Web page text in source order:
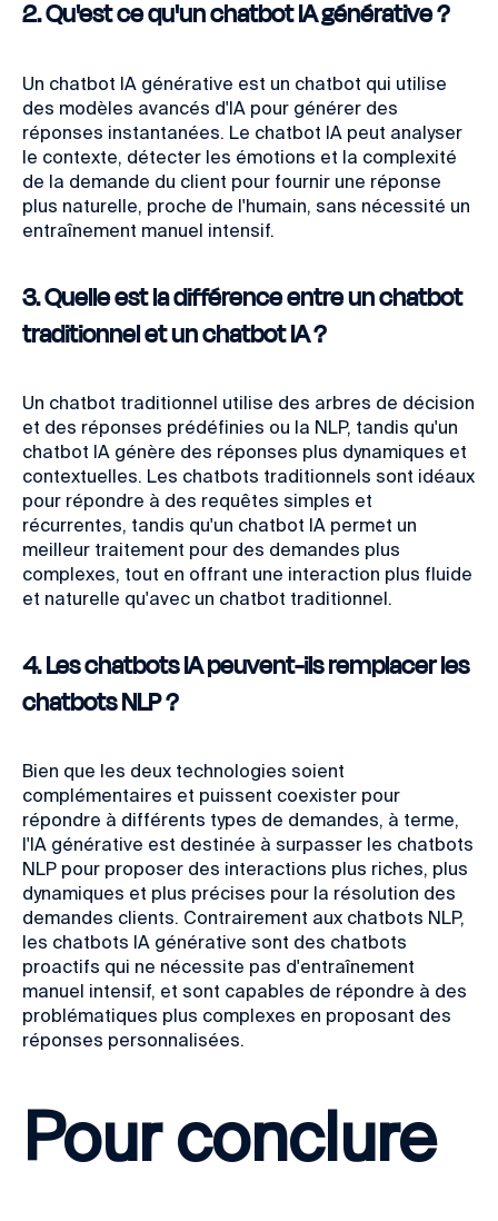
2. Qu'est ce qu'un chatbot IA générative ?
Un chatbot IA générative est un chatbot qui utilise
des modèles avancés d'IA pour générer des
réponses instantanées. Le chatbot IA peut analyser
le contexte, détecter les émotions et la complexité
de la demande du client pour fournir une réponse
plus naturelle, proche de l'humain, sans nécessité un
entraînement manuel intensif.
3. Quelle est la différence entre un chatbot
traditionnel et un chatbot IA ?
Un chatbot traditionnel utilise des arbres de décision
et des réponses prédéfinies ou la NLP, tandis qu'un
chatbot IA génère des réponses plus dynamiques et
contextuelles. Les chatbots traditionnels sont idéaux
pour répondre à des requêtes simples et
récurrentes, tandis qu'un chatbot IA permet un
meilleur traitement pour des demandes plus
complexes, tout en offrant une interaction plus fluide
et naturelle qu'avec un chatbot traditionnel.
4. Les chatbots IA peuvent-ils remplacer les
chatbots NLP ?
Bien que les deux technologies soient
complémentaires et puissent coexister pour
répondre à différents types de demandes, à terme,
l'IA générative est destinée à surpasser les chatbots
NLP pour proposer des interactions plus riches, plus
dynamiques et plus précises pour la résolution des
demandes clients. Contrairement aux chatbots NLP,
les chatbots IA générative sont des chatbots
proactifs qui ne nécessite pas d'entraînement
manuel intensif, et sont capables de répondre à des
problématiques plus complexes en proposant des
réponses personnalisées.
Pour conclure